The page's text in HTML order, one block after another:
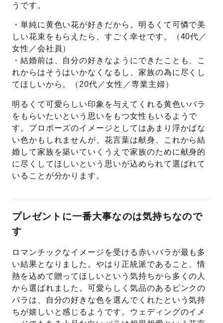
うです。
・単純に黄色い花が好きだから。明るくて可憐で美
しい花束をもらえたら、すごく幸せです。（40代／
女性／会社員）
・結婚前は、自分の好きなようにできたことも、こ
れからはそうはいかなくなるし、家族の為に尽くし
てほしいから。（20代／女性／専業主婦）
明るくて可愛らしい印象を与えてくれる黄色いバラ
をもらいたいという思いをもつ女性もいるようで
す。プロポーズのイメージとしてはあまり浮かばな
い色かもしれませんが、花言葉は献身、これから結
婚して家族を築いていくうえで家族のために献身的
に尽くしてほしいという思いが込められて選ばれて
いることが分かります。
プレゼントに一番大事なのは気持ちなので
す
ロマンチックなイメージを受ける赤いバラが最も多
い結果となりました。やはり正統派であること、情
熱を込めて贈ってほしいという気持ちから多くの人
から選ばれました。可愛らしく気品のあるピンクの
バラは、自分の好きな色を選んでくれたという気持
ちが嬉しいと感じるようです。ウェディングのイメ